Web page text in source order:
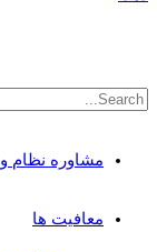
مشاوره نظام
معافیت ها